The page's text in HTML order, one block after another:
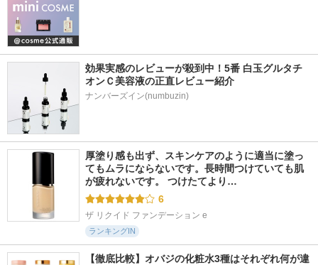
効果実感のレビューが殺到中！5番 白玉グルタチ
オンＣ美容液の正直レビュー紹介
ナンバーズイン(numbuzin)
厚塗り感も出ず、スキンケアのように適当に塗っ
てもムラにならないです。長時間つけていても肌
が疲れないです。 つけたてより…
6
ザ リクイド ファンデーション e
ランキングIN
【徹底比較】オバジの化粧水3種はそれぞれ何が違